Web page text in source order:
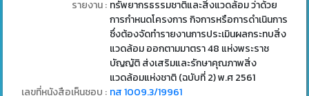
รายงาน : ทรัพยากรธรรมชาติและสิ่งแวดล้อม ว่าด้วย
การกำหนดโครงการ กิจการหรือการดำเนินการ
ซึ่งต้องจัดทำรายงานการประเมินผลกระทบสิ่ง
แวดล้อม ออกตามมาตรา 48 แห่งพระราช
บัญญัติ ส่งเสริมและรักษาคุณภาพสิ่ง
แวดล้อมแห่งชาติ (ฉบับที่ 2) พ.ศ 2561
เลขที่หนังสือเห็นชอบ : ทส 1009.3/19961